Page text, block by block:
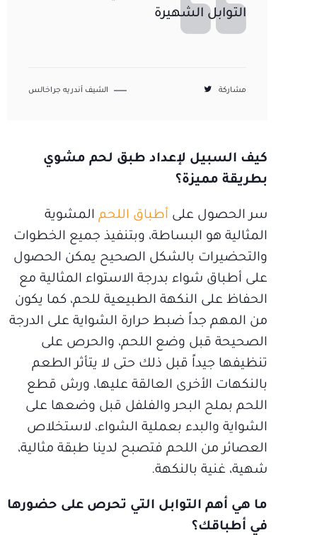
التوابل الشهيرة
مشاركة الشيف أندريه جراخالس
كيف السبيل لإعداد طبق لحم مشوي
بطريقة مميزة؟
سر الحصول على أطباق اللحم المشوية
المثالية هو البساطة، وبتنفيذ جميع الخطوات
والتحضيرات بالشكل الصحيح يمكن الحصول
على أطباق شواء بدرجة الاستواء المثالية مع
الحفاظ على النكهة الطبيعية للحم، كما يكون
من المهم جداً ضبط حرارة الشواية على الدرجة
الصحيحة قبل وضع اللحم، والحرص على
تنظيفها جيداً قبل ذلك حتى لا يتأثر الطعم
بالنكهات الأخرى العالقة عليها، ورش قطع
اللحم بملح البحر والفلفل قبل وضعها على
الشواية والبدء بعملية الشواء، لاستخلاص
العصائر من اللحم فتصبح لدينا طبقة مثالية،
شهية، غنية بالنكهة.
ما هي أهم التوابل التي تحرص على حضورها
في أطباقك؟